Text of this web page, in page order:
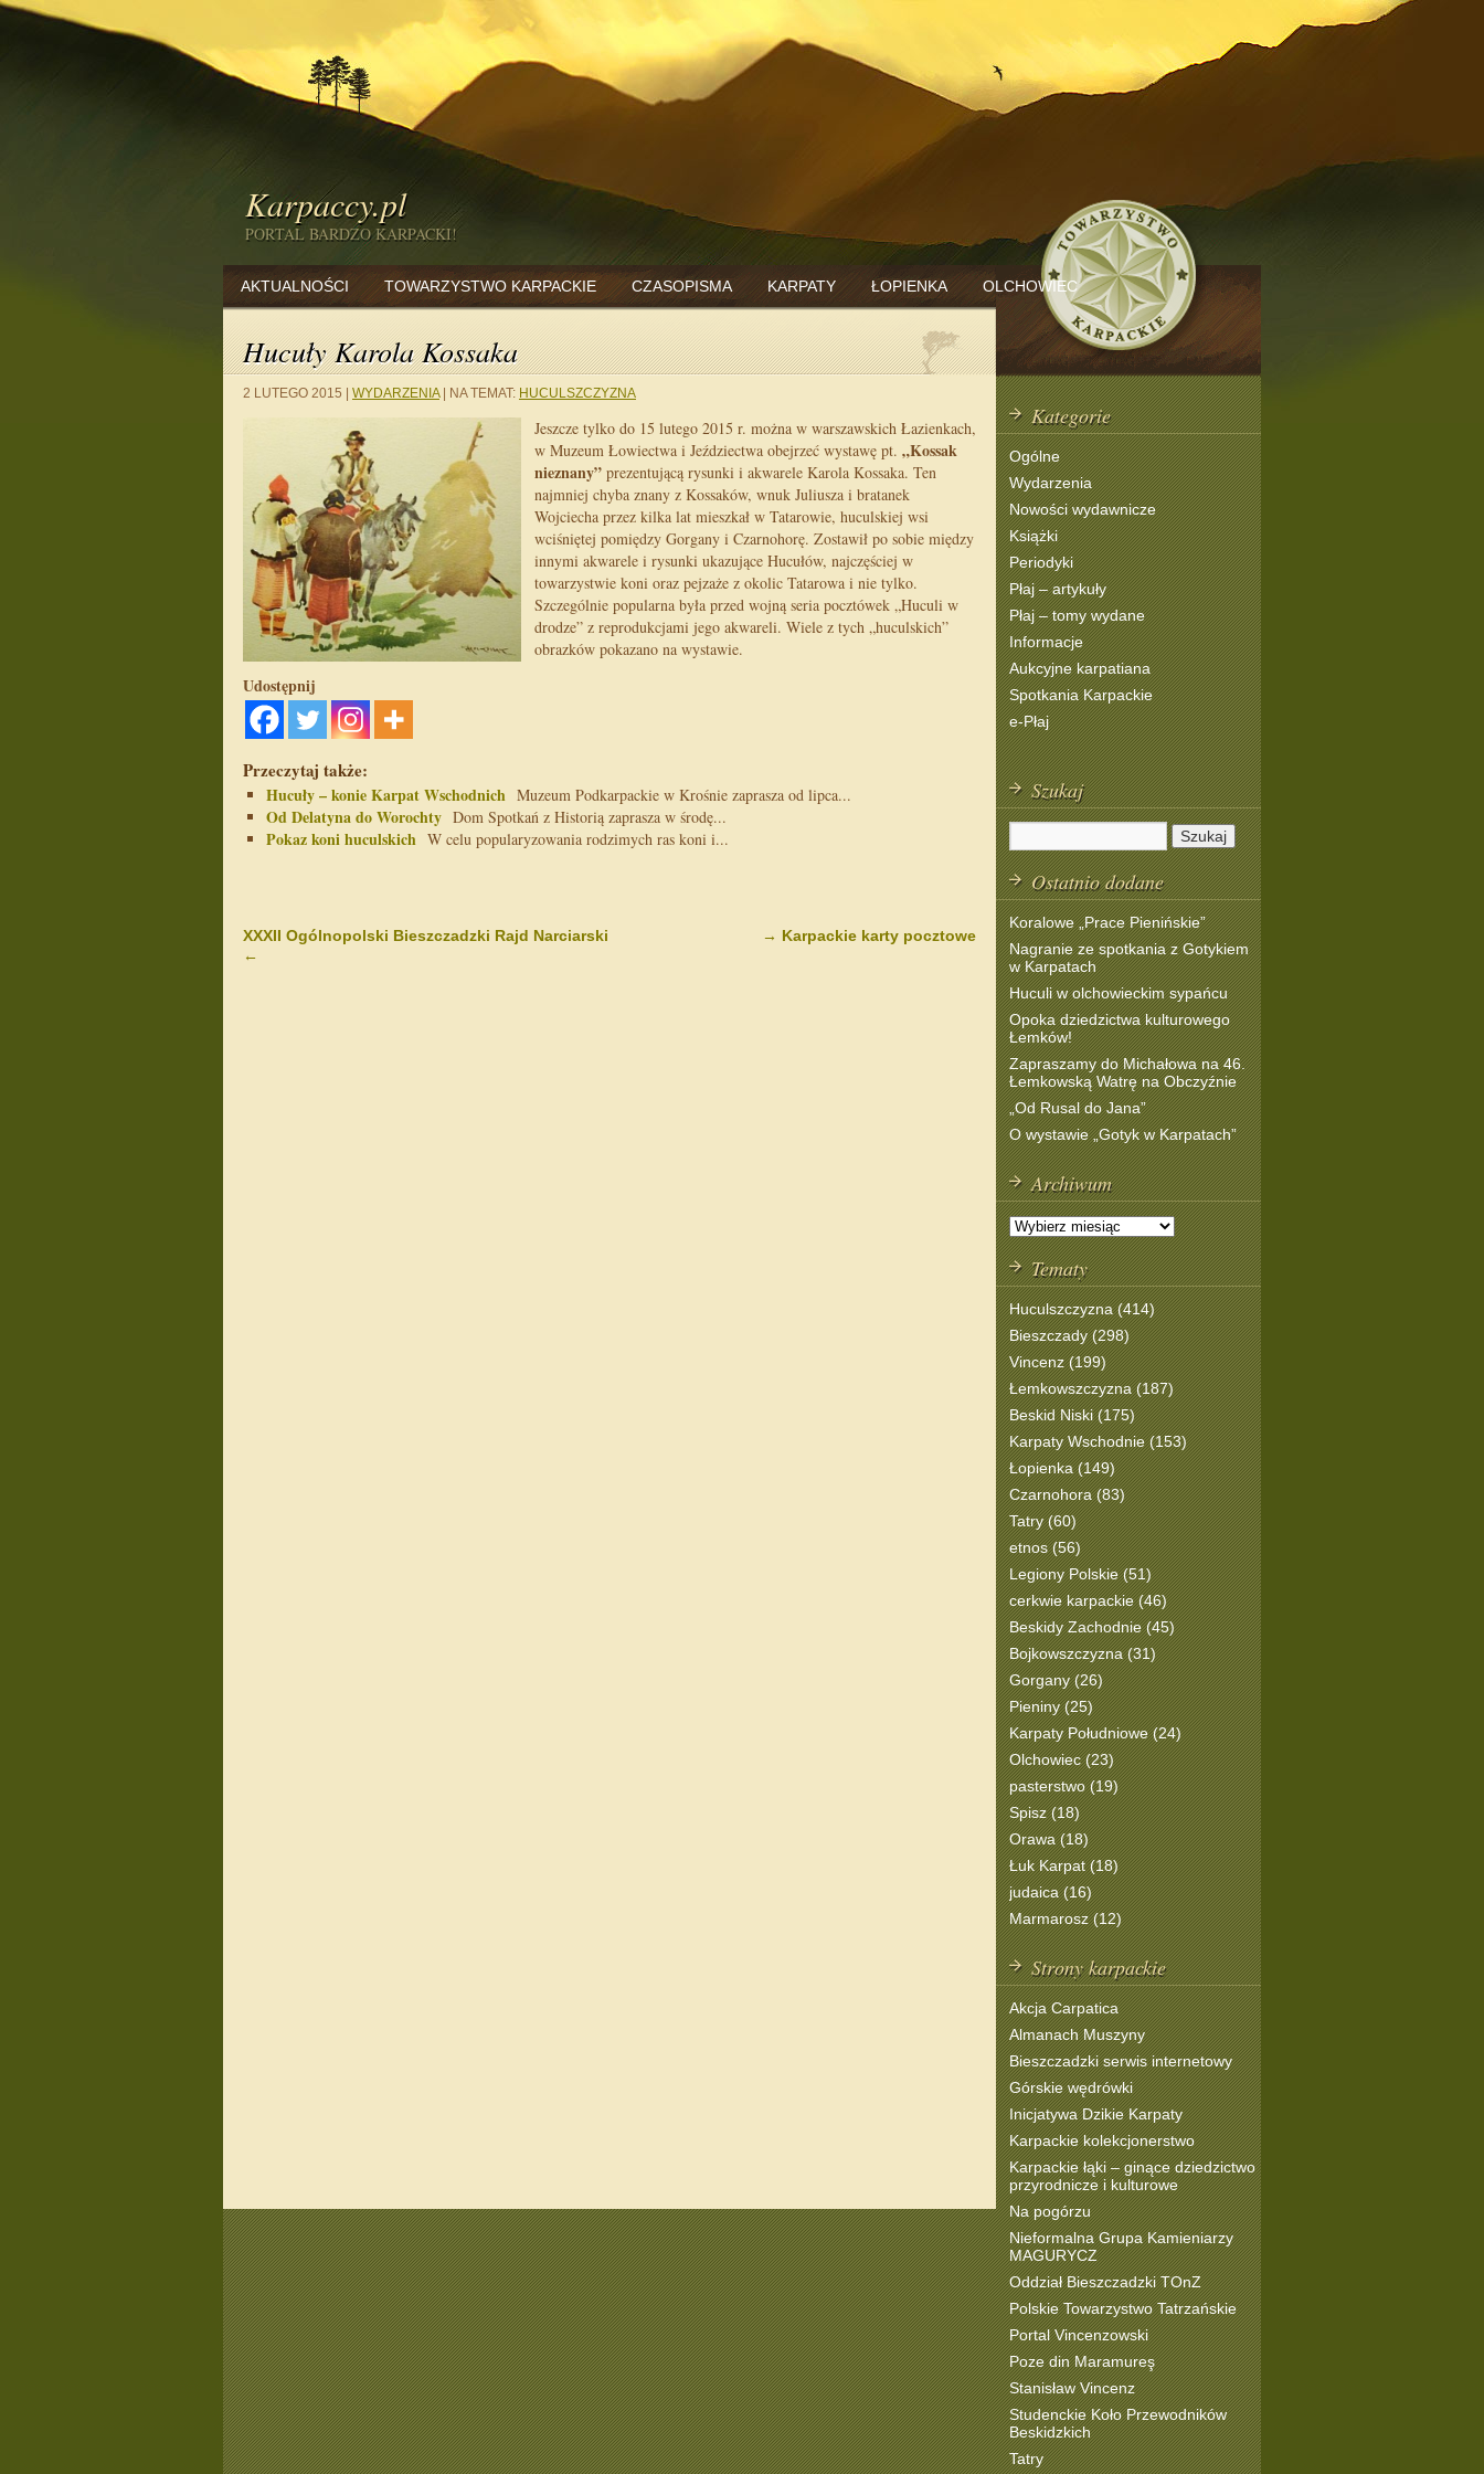
Karpaccy.pl
PORTAL BARDZO KARPACKI!
AKTUALNOŚCI TOWARZYSTWO KARPACKIE CZASOPISMA KARPATY ŁOPIENKA OLCHOWIEC
Hucuły Karola Kossaka
2 LUTEGO 2015 WYDARZENIA NA TEMAT: HUCULSZCZYZNA
Jeszcze tylko do 15 lutego 2015 r. można w warszawskich Łazienkach,
w Muzeum Łowiectwa i Jeździectwa obejrzeć wystawę pt. „Kossak
nieznany” prezentującą rysunki i akwarele Karola Kossaka. Ten
najmniej chyba znany z Kossaków, wnuk Juliusza i bratanek
Wojciecha przez kilka lat mieszkał w Tatarowie, huculskiej wsi
wciśniętej pomiędzy Gorgany i Czarnohorę. Zostawił po sobie między
innymi akwarele i rysunki ukazujące Hucułów, najczęściej w
towarzystwie koni oraz pejzaże z okolic Tatarowa i nie tylko.
Szczególnie popularna była przed wojną seria pocztówek „Huculi w
drodze” z reprodukcjami jego akwareli. Wiele z tych „huculskich”
obrazków pokazano na wystawie.
Udostępnij
Przeczytaj także:
Hucuły – konie Karpat Wschodnich Muzeum Podkarpackie w Krośnie zaprasza od lipca...
Od Delatyna do Worochty Dom Spotkań z Historią zaprasza w środę...
Pokaz koni huculskich W celu popularyzowania rodzimych ras koni i...
→ Karpackie karty pocztowe
XXXII Ogólnopolski Bieszczadzki Rajd Narciarski
←
Kategorie
Ogólne
Wydarzenia
Nowości wydawnicze
Książki
Periodyki
Płaj – artykuły
Płaj – tomy wydane
Informacje
Aukcyjne karpatiana
Spotkania Karpackie
e-Płaj
Szukaj
Ostatnio dodane
Koralowe „Prace Pienińskie”
Nagranie ze spotkania z Gotykiem
w Karpatach
Huculi w olchowieckim sypańcu
Opoka dziedzictwa kulturowego
Łemków!
Zapraszamy do Michałowa na 46.
Łemkowską Watrę na Obczyźnie
„Od Rusal do Jana”
O wystawie „Gotyk w Karpatach”
Archiwum
Tematy
Huculszczyzna (414)
Bieszczady (298)
Vincenz (199)
Łemkowszczyzna (187)
Beskid Niski (175)
Karpaty Wschodnie (153)
Łopienka (149)
Czarnohora (83)
Tatry (60)
etnos (56)
Legiony Polskie (51)
cerkwie karpackie (46)
Beskidy Zachodnie (45)
Bojkowszczyzna (31)
Gorgany (26)
Pieniny (25)
Karpaty Południowe (24)
Olchowiec (23)
pasterstwo (19)
Spisz (18)
Orawa (18)
Łuk Karpat (18)
judaica (16)
Marmarosz (12)
Strony karpackie
Akcja Carpatica
Almanach Muszyny
Bieszczadzki serwis internetowy
Górskie wędrówki
Inicjatywa Dzikie Karpaty
Karpackie kolekcjonerstwo
Karpackie łąki – ginące dziedzictwo
przyrodnicze i kulturowe
Na pogórzu
Nieformalna Grupa Kamieniarzy
MAGURYCZ
Oddział Bieszczadzki TOnZ
Polskie Towarzystwo Tatrzańskie
Portal Vincenzowski
Poze din Maramureş
Stanisław Vincenz
Studenckie Koło Przewodników
Beskidzkich
Tatry